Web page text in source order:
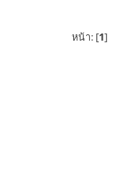
หน้า: [1]